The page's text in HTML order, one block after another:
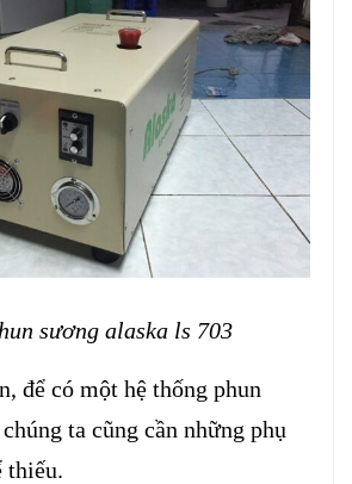
sương alaska ls 703
để có một hệ thống phun
ta cũng cần những phụ
thiếu.